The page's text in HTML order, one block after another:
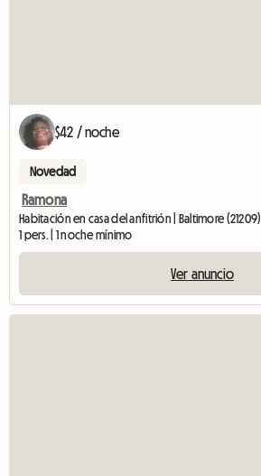
$42 / noche
Novedad
Ramona
Habitación en casa del anfitrión | Baltimore (21209)
1 pers. | 1 noche mínimo
Ver anuncio